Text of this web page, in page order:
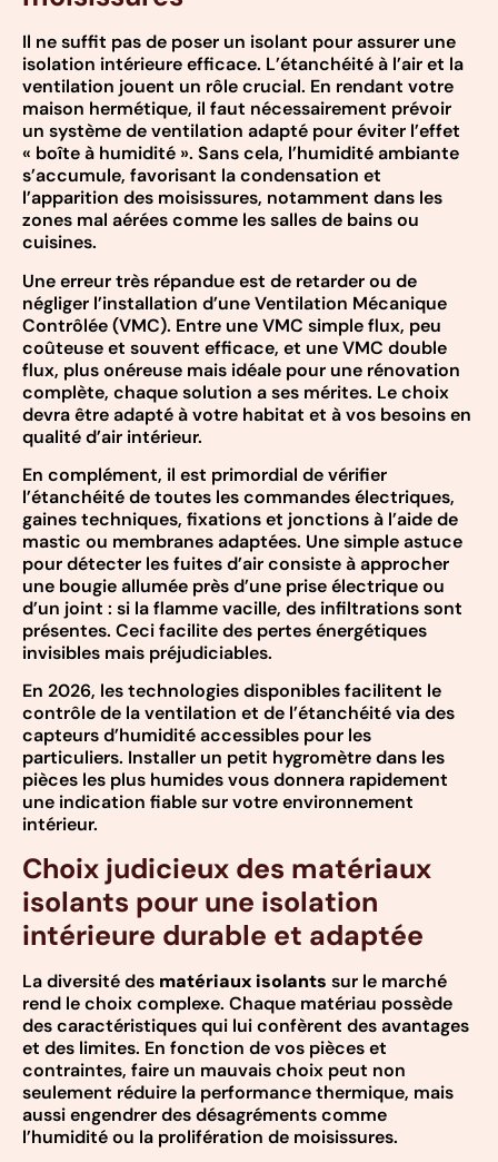
Il ne suffit pas de poser un isolant pour assurer une
isolation intérieure efficace. L’étanchéité à l’air et la
ventilation jouent un rôle crucial. En rendant votre
maison hermétique, il faut nécessairement prévoir
un système de ventilation adapté pour éviter l’effet
« boîte à humidité ». Sans cela, l’humidité ambiante
s’accumule, favorisant la condensation et
l’apparition des moisissures, notamment dans les
zones mal aérées comme les salles de bains ou
cuisines.
Une erreur très répandue est de retarder ou de
négliger l’installation d’une Ventilation Mécanique
Contrôlée (VMC). Entre une VMC simple flux, peu
coûteuse et souvent efficace, et une VMC double
flux, plus onéreuse mais idéale pour une rénovation
complète, chaque solution a ses mérites. Le choix
devra être adapté à votre habitat et à vos besoins en
qualité d’air intérieur.
En complément, il est primordial de vérifier
l’étanchéité de toutes les commandes électriques,
gaines techniques, fixations et jonctions à l’aide de
mastic ou membranes adaptées. Une simple astuce
pour détecter les fuites d’air consiste à approcher
une bougie allumée près d’une prise électrique ou
d’un joint : si la flamme vacille, des infiltrations sont
présentes. Ceci facilite des pertes énergétiques
invisibles mais préjudiciables.
En 2026, les technologies disponibles facilitent le
contrôle de la ventilation et de l’étanchéité via des
capteurs d’humidité accessibles pour les
particuliers. Installer un petit hygromètre dans les
pièces les plus humides vous donnera rapidement
une indication fiable sur votre environnement
intérieur.
Choix judicieux des matériaux
isolants pour une isolation
intérieure durable et adaptée
La diversité des matériaux isolants sur le marché
rend le choix complexe. Chaque matériau possède
des caractéristiques qui lui confèrent des avantages
et des limites. En fonction de vos pièces et
contraintes, faire un mauvais choix peut non
seulement réduire la performance thermique, mais
aussi engendrer des désagréments comme
l’humidité ou la prolifération de moisissures.